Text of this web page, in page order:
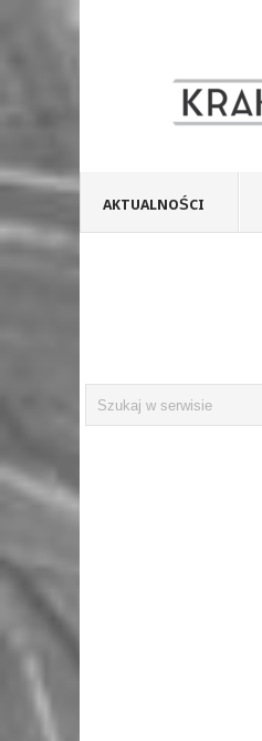
AKTUALNOŚCI